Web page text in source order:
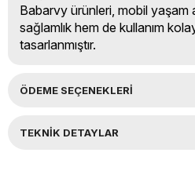
Babarvy ürünleri, mobil yaşam
sağlamlık hem de kullanım
tasarlanmıştır.
ÖDEME SEÇENEKLERI
TEKNIK DETAYLAR